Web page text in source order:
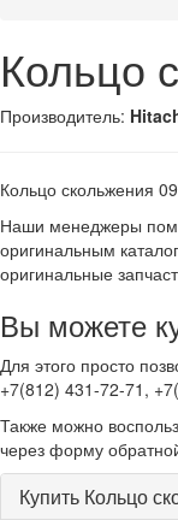
Кольцо
Производитель:
Кольцо скольжения
Наши менеджеры
оригинальным
оригинальные
Вы можете
Для этого просто
+7(812) 431-72-71,
Также можно
через форму
Купить Кольцо